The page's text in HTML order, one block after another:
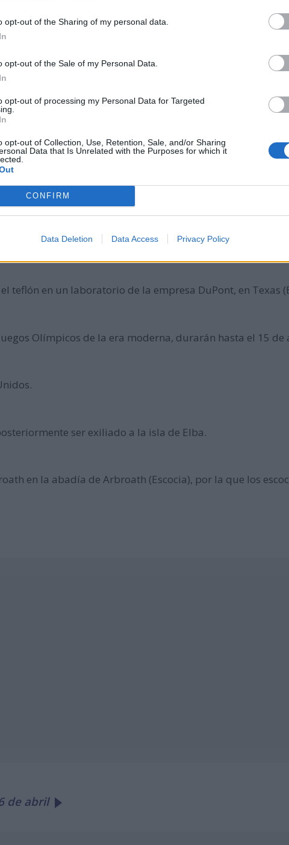
opt-out of the Sharing of my personal data.
opt-out of the Sale of my Personal Data.
opt-out of processing my Personal Data for Targeted
opt-out of Collection, Use, Retention, Sale, and/or Sharing
Data that Is Unrelated with the Purposes for which it
CONFIRM
Data Deletion Data Access Privacy Policy
después de encallar cerca de la isla Santorini
la XX Edición de Eurovisión con su tema Waterloo, en
Pioneer 11 desde Cabo Cañaveral (Estados Unidos),
su ruta hacia el exterior.
Eurovisión de la Canción 1968 para España con el tema
teflón en un laboratorio de la empresa DuPont, en Texas
Olímpicos de la era moderna, durarán hasta el 15 de
ser exiliado a la isla de Elba.
en la abadía de Arbroath (Escocia), por la que los
de abril